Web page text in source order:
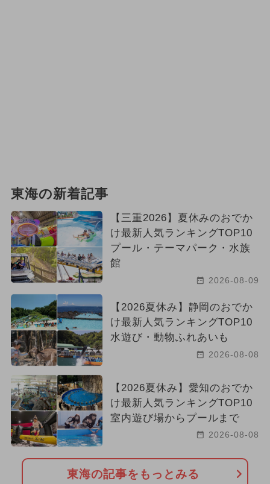
東海の新着記事
【三重2026】夏休みのおでか
け最新人気ランキングTOP10
プール・テーマパーク・水族
館
2026-08-09
【2026夏休み】静岡のおでか
け最新人気ランキングTOP10
水遊び・動物ふれあいも
2026-08-08
【2026夏休み】愛知のおでか
け最新人気ランキングTOP10
室内遊び場からプールまで
2026-08-08
東海の記事をもっとみる